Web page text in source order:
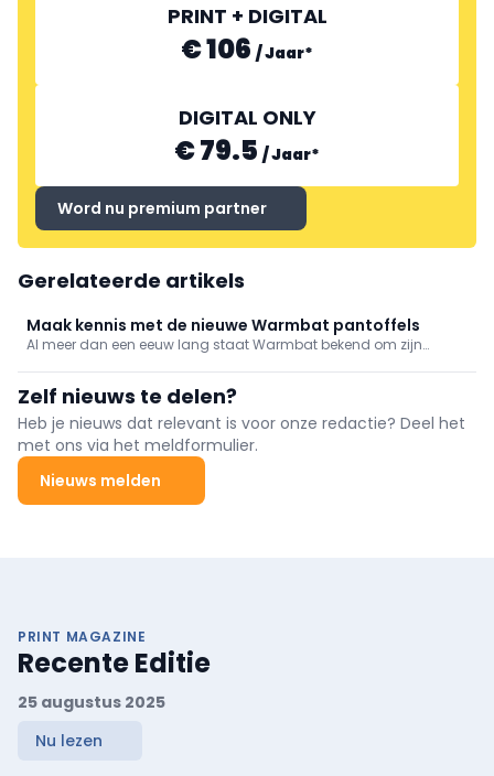
PRINT + DIGITAL
€ 106 /Jaar*
DIGITAL ONLY
€ 79.5 /Jaar*
Word nu premium partner
Gerelateerde artikels
Maak kennis met de nieuwe Warmbat pantoffels
Al meer dan een eeuw lang staat Warmbat bekend om zijn
huispantoffels en boots weerspiegelt tijdloos design én speelt in
op de trends van het seizoen.
Zelf nieuws te delen?
Heb je nieuws dat relevant is voor onze redactie? Deel het
met ons via het meldformulier.
Nieuws melden
PRINT MAGAZINE
Recente Editie
25 augustus 2025
Nu lezen